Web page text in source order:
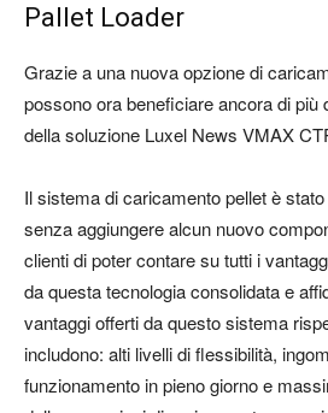
Pallet Loader
Grazie a una nuova opzione di
possono ora beneficiare ancora di più
della soluzione Luxel News VMAX
Il sistema di caricamento pellet è
senza aggiungere alcun nuovo
clienti di poter contare su tutti i
da questa tecnologia consolidata e
vantaggi offerti da questo sistema
includono: alti livelli di flessibilità,
funzionamento in pieno giorno e